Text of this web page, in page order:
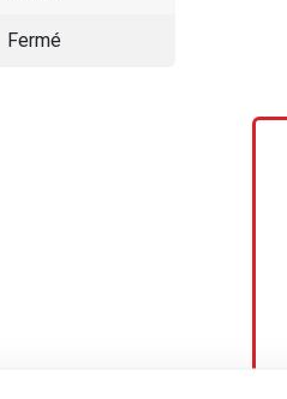
Fermé